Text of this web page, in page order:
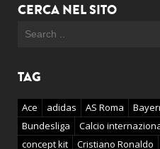
CERCA NEL SITO
TAG
Ace adidas AS Roma
Bundesliga
Calcio
concept kit
Cristiano Ronaldo